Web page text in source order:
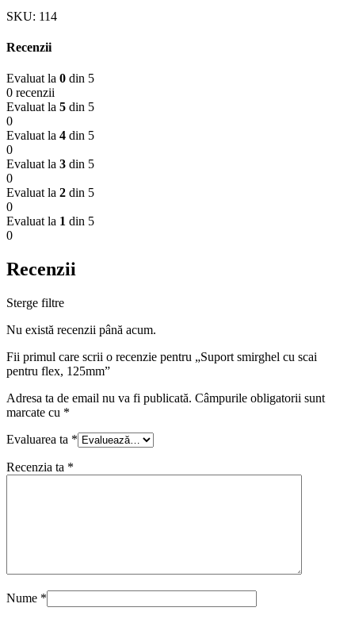
SKU: 114
Recenzii
Evaluat la 0 din 5
0 recenzii
Evaluat la 5 din 5
0
Evaluat la 4 din 5
0
Evaluat la 3 din 5
0
Evaluat la 2 din 5
0
Evaluat la 1 din 5
0
Recenzii
Sterge filtre
Nu există recenzii până acum.
Fii primul care scrii o recenzie pentru „Suport smirghel cu scai
pentru flex, 125mm”
Adresa ta de email nu va fi publicată. Câmpurile obligatorii sunt
marcate cu *
Evaluarea ta *
Recenzia ta *
Nume *